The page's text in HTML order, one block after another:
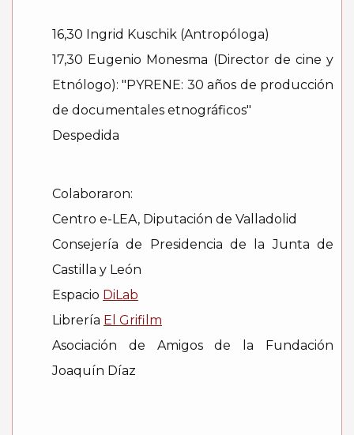
16,30 Ingrid Kuschik (Antropóloga)
17,30 Eugenio Monesma (Director de cine y
Etnólogo): "PYRENE: 30 años de producción
de documentales etnográficos"
Despedida
Colaboraron:
Centro e-LEA, Diputación de Valladolid
Consejería de Presidencia de la Junta de
Castilla y León
Espacio DiLab
Librería El Grifilm
Asociación de Amigos de la Fundación
Joaquín Díaz